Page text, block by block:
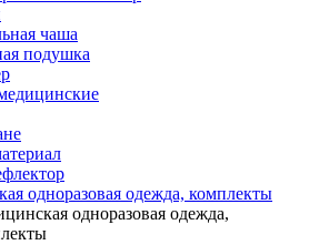
чаша
подушка
одноразовая одежда, комплекты
одноразовая одежда,